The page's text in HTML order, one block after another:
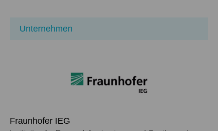
Unternehmen
Fraunhofer IEG